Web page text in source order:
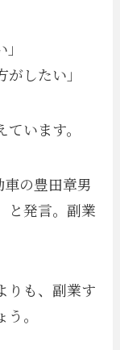
したい」
います。
の豊田章男
と発言。副業
りも、副業す
。